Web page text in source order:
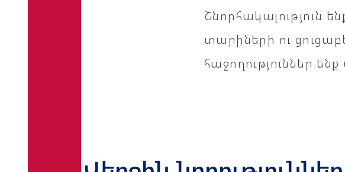
Շնորհակալություն
տարիների ու
հաջողություններ